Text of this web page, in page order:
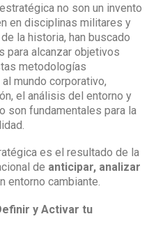
no son un invento
en disciplinas militares y
la historia, han buscado
para alcanzar objetivos
metodologías
mundo corporativo,
el análisis del entorno y
son fundamentales para la
es el resultado de la
de anticipar, analizar
entorno cambiante.
y Activar tu